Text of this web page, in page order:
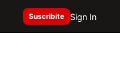
Suscribite Sign In